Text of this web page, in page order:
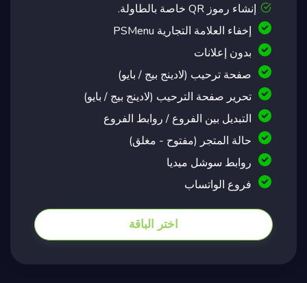
إنشاء رموز QR خاصة بالطاولة.
إخفاء العلامة التجارية PSMenu
بدون إعلانات
صفحة ترحيب (لادينج بيج / بايو)
تحرير صفحة الترحيب (لادينج بيج / بايو)
التبديل بين الفروع / روابط الفروع
حالة المتجر (مفتوح - مغلق)
روابط سوشل ميديا
فروع الواتساب
اختر الباقة